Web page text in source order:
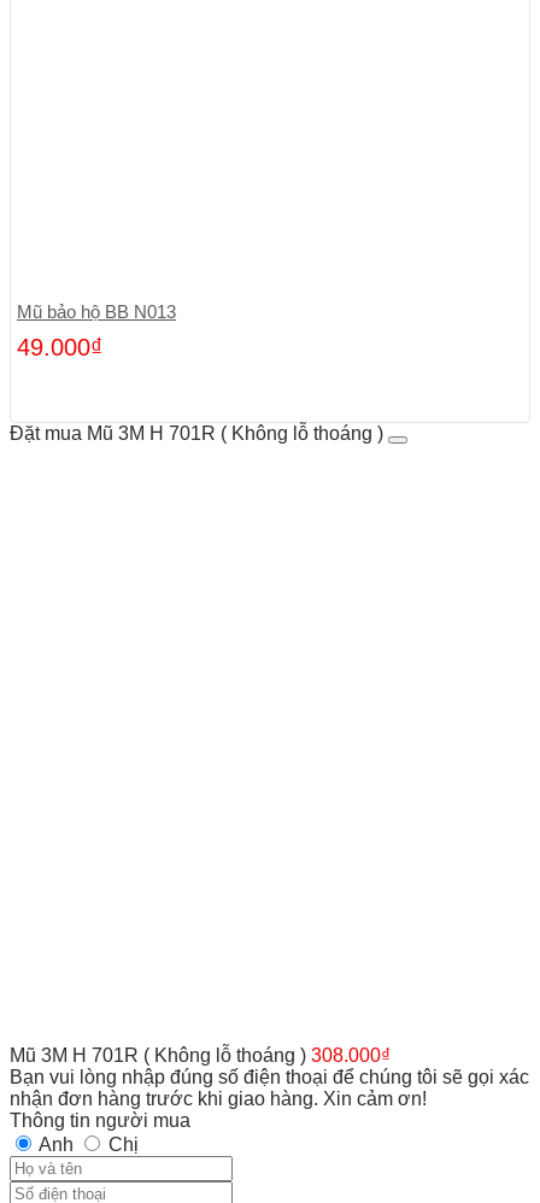
Mũ bảo hộ BB N013
49.000₫
Đặt mua Mũ 3M H 701R ( Không lỗ thoáng )
Mũ 3M H 701R ( Không lỗ thoáng ) 308.000₫
Bạn vui lòng nhập đúng số điện thoại để chúng tôi sẽ gọi xác
nhận đơn hàng trước khi giao hàng. Xin cảm ơn!
Thông tin người mua
Anh
Chị